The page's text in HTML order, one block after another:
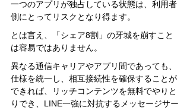
一つのアプリが独占している状態は、利用者
側にとってリスクとなり得ます。
とは言え、「シェア8割」の牙城を崩すこと
は容易ではありません。
異なる通信キャリアやアプリ間であっても、
仕様を統一し、相互接続性を確保することが
できれば、リッチコンテンツを無料でやりと
りでき、LINE一強に対抗するメッセージサー